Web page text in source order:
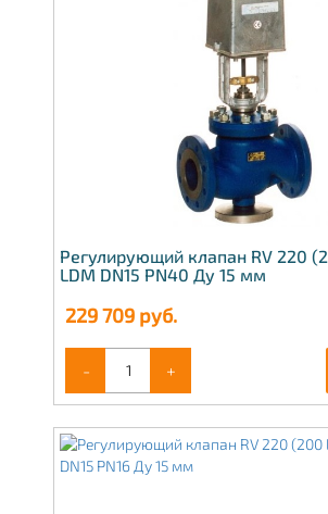
Регулирующий клапан RV 220
LDM DN15 PN40 Ду 15 мм
229 709 руб.
- +